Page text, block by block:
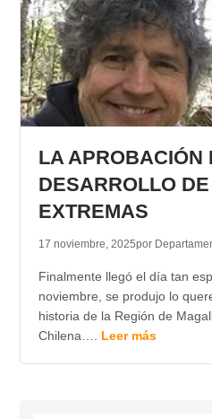
LA APROBACIÓN
DESARROLLO
EXTREMAS
17 noviembre, 2025por
Finalmente llegó el día tan
noviembre, se produjo lo
historia de la Región de
Chilena…. Leer más